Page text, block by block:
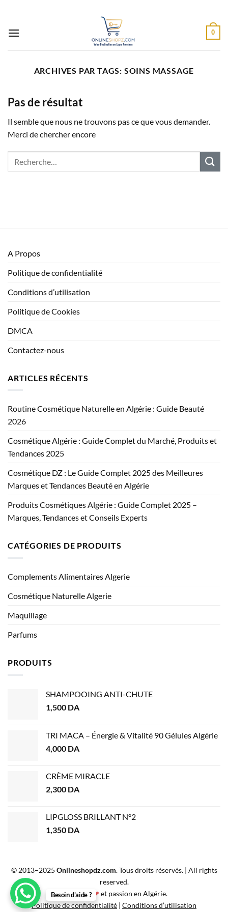
contenu
0
ARCHIVES PAR TAGS: SOINS MASSAGE
Pas de résultat
Il semble que nous ne trouvons pas ce que vous demander.
Merci de chercher encore
A Propos
Politique de confidentialité
Conditions d’utilisation
Politique de Cookies
DMCA
Contactez-nous
ARTICLES RÉCENTS
Routine Cosmétique Naturelle en Algérie : Guide Beauté
2026
Cosmétique Algérie : Guide Complet du Marché, Produits et
Tendances 2025
Cosmétique DZ : Le Guide Complet 2025 des Meilleures
Marques et Tendances Beauté en Algérie
Produits Cosmétiques Algérie : Guide Complet 2025 –
Marques, Tendances et Conseils Experts
CATÉGORIES DE PRODUITS
Complements Alimentaires Algerie
Cosmétique Naturelle Algerie
Maquillage
Parfums
PRODUITS
SHAMPOOING ANTI-CHUTE
1,500 DA
TRI MACA – Énergie & Vitalité 90 Gélules Algérie
4,000 DA
CRÈME MIRACLE
2,300 DA
LIPGLOSS BRILLANT N°2
1,350 DA
© 2013–2025 Onlineshopdz.com. Tous droits réservés. | All rights
reserved.
Créé avec ❤ et passion en Algérie.
Politique de confidentialité | Conditions d’utilisation
Besoin d’aide ?